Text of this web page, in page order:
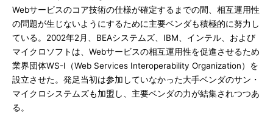
Webサービスのコア技術の仕様が確定するまでの間、相互運用性
の問題が生じないようにするために主要ベンダも積極的に努力し
ている。2002年2月、BEAシステムズ、IBM、インテル、および
マイクロソフトは、Webサービスの相互運用性を促進させるため
業界団体WS-I（Web Services Interoperability Organization）を
設立させた。発足当初は参加していなかった大手ベンダのサン・
マイクロシステムズも加盟し、主要ベンダの力が結集されつつあ
る。